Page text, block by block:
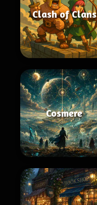
Clash of Clans
Cosmere